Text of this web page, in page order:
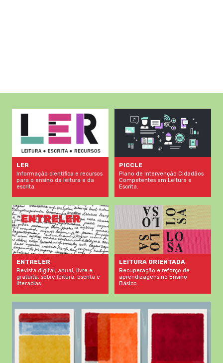
LER
Informação científica e recursos
para o ensino da leitura e da
escrita.
PICCLE
Plano de Intervenção Cidadãos
Competentes em Leitura e
Escrita.
ENTRELER
Revista digital, anual, livre e
gratuita, sobre leitura, escrita e
literacias.
LEITURA ORIENTADA
Recuperação e reforço de
aprendizagens no Ensino
Básico.